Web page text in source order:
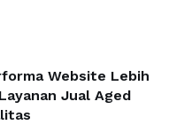
Website Lebih
Jual Aged